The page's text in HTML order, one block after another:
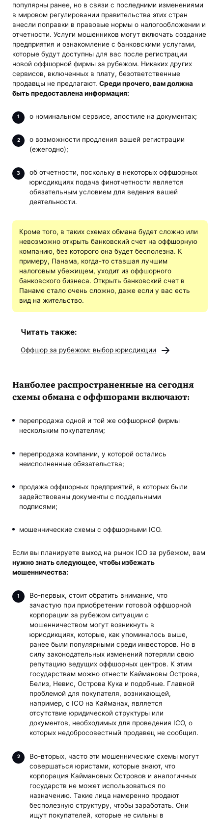
популярны ранее, но в связи с последними изменениями
в мировом регулировании правительства этих стран
внесли поправки в правовые нормы о налогообложении и
отчетности. Услуги мошенников могут включать создание
предприятия и ознакомление с банковскими услугами,
которые будут доступны для вас после регистрации
новой оффшорной фирмы за рубежом. Никаких других
сервисов, включенных в плату, безответственные
продавцы не предлагают.Среди прочего, вам должна
быть предоставлена информация:
о номинальном сервисе, апостиле на документах;
о возможности продления вашей регистрации
(ежегодно);
об отчетности, поскольку в некоторых оффшорных
юрисдикциях подача финотчетности является
обязательным условием для ведения вашей
деятельности.
Кроме того, в таких схемах обмана будет сложно или
невозможно открыть банковский счет на оффшорную
компанию, без которого она будет бесполезна. К
примеру, Панама, когда-то ставшая лучшим
налоговым убежищем, уходит из оффшорного
банковского бизнеса. Открыть банковский счет в
Панаме стало очень сложно, даже если у вас есть
вид на жительство.
Читать также:
Оффшор за рубежом: выбор юрисдикции
Наиболее распространенные на сегодня
схемы обмана с оффшорами включают:
перепродажа одной и той же оффшорной фирмы
нескольким покупателям;
перепродажа компании, у которой остались
неисполненные обязательства;
продажа оффшорных предприятий, в которых были
задействованы документы с поддельными
подписями;
мошеннические схемы с оффшорными ICO.
Если вы планируете выход на рынок ICO за рубежом, вам
нужно знать следующее, чтобы избежать
мошенничества:
Во-первых, стоит обратить внимание, что
зачастую при приобретении готовой оффшорной
корпорации за рубежом ситуации с
мошенничеством могут возникнуть в
юрисдикциях, которые, как упоминалось выше,
ранее были популярными среди инвесторов. Но в
силу законодательных изменений потеряли свою
репутацию ведущих оффшорных центров. К этим
государствам можно отнести Каймановы Острова,
Белиз, Невис, Острова Кука и подобные. Главной
проблемой для покупателя, возникающей,
например, с ICO на Кайманах, является
отсутствие юридической структуры или
документов, необходимых для проведения ICO, о
которых недобросовестный продавец не сообщил.
Во-вторых, часто эти мошеннические схемы могут
совершаться юристами, которые знают, что
корпорация Каймановых Островов и аналогичных
государств не может использоваться по
назначению. Такие лица намеренно продают
бесполезную структуру, чтобы заработать. Они
ищут покупателей, которые не сильны в